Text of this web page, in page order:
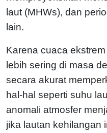
laut (MHWs), dan
lain.
Karena cuaca
lebih sering di masa
secara akurat
hal-hal seperti suhu
anomali atmosfer
jika lautan kehilangan